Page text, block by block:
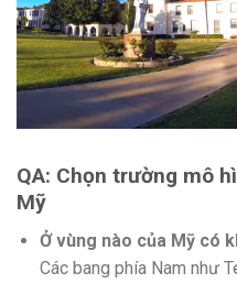
QA: Chọn trường mô
Mỹ
Ở vùng nào của Mỹ có
Các bang phía Nam như